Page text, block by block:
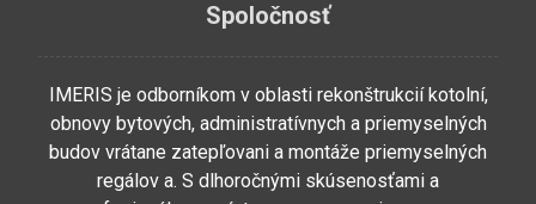
Spoločnosť
IMERIS je odborníkom v oblasti rekonštrukcií kotolní,
obnovy bytových, administratívnych a priemyselných
budov vrátane zatepľovani a montáže priemyselných
regálov a. S dlhoročnými skúsenosťami a